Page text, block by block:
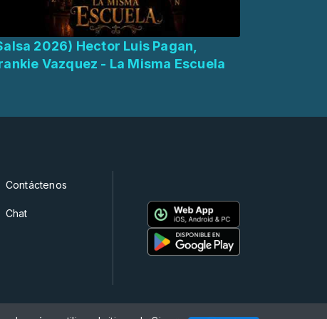
2026) Hector Luis Pagan,
Vazquez - La Misma Escuela
Contáctenos
Chat